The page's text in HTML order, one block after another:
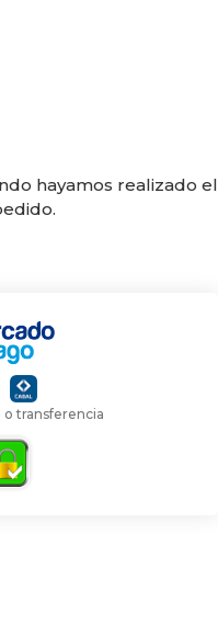
hayamos realizado el
transferencia